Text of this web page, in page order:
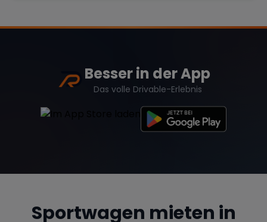
Besser in der App
Das volle Drivable-Erlebnis
Sportwagen mieten in